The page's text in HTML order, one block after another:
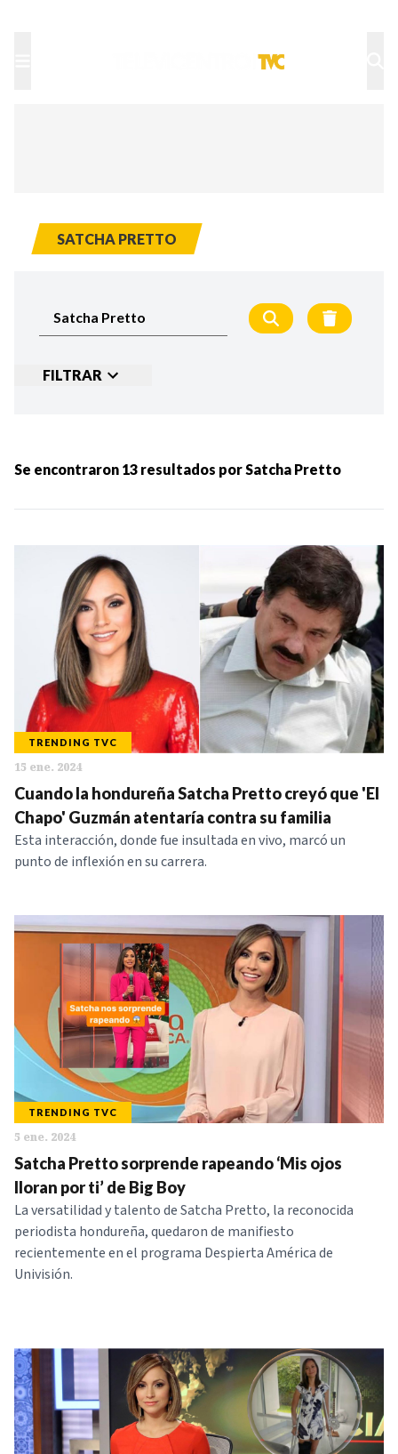
SATCHA PRETTO
FILTRAR
MÁS RECIENTES
MENOS RECIENTES
Periodo:
IR
NOTICIAS
SERIES
Se encontraron 13 resultados porSatcha Pretto
TRENDING TVC
15 ene. 2024
Cuando la hondureña Satcha Pretto creyó que 'El
Chapo' Guzmán atentaría contra su familia
Esta interacción, donde fue insultada en vivo, marcó un
punto de inflexión en su carrera.
TRENDING TVC
5 ene. 2024
Satcha Pretto sorprende rapeando ‘Mis ojos
lloran por ti’ de Big Boy
La versatilidad y talento de Satcha Pretto, la reconocida
periodista hondureña, quedaron de manifiesto
recientemente en el programa Despierta América de
Univisión.